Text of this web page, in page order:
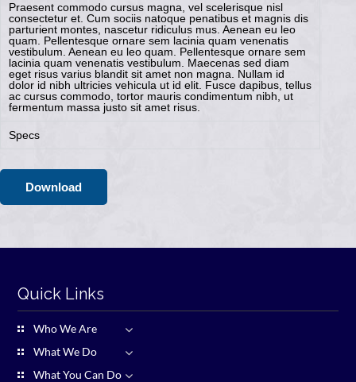
Praesent commodo cursus magna, vel scelerisque nisl
consectetur et. Cum sociis natoque penatibus et magnis dis
parturient montes, nascetur ridiculus mus. Aenean eu leo
quam. Pellentesque ornare sem lacinia quam venenatis
vestibulum. Aenean eu leo quam. Pellentesque ornare sem
lacinia quam venenatis vestibulum. Maecenas sed diam
eget risus varius blandit sit amet non magna. Nullam id
dolor id nibh ultricies vehicula ut id elit. Fusce dapibus, tellus
ac cursus commodo, tortor mauris condimentum nibh, ut
fermentum massa justo sit amet risus.
Specs
Download
Quick Links
Who We Are
What We Do
What You Can Do